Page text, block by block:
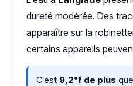
dureté modérée. Des
apparaître sur la
certains appareils
C'est 9,2°f de plus